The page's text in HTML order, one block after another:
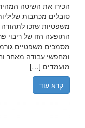
הכירו את השיטה
סובלים מכתבות
משפטיות שזכו לתהודה
התופעה הזו של ריבוי
מסמכים משפטיים
ומחפשי עבודה מאחר
מועמדים […]
קרא עוד